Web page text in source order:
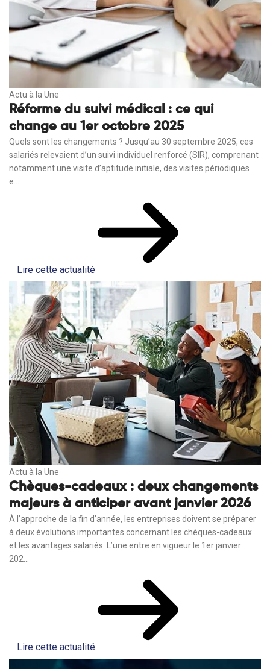
Actu à la Une
Réforme du suivi médical : ce qui
change au 1er octobre 2025
Quels sont les changements ? Jusqu’au 30 septembre 2025, ces
salariés relevaient d’un suivi individuel renforcé (SIR), comprenant
notamment une visite d’aptitude initiale, des visites périodiques
e...
Lire cette actualité
Actu à la Une
Chèques-cadeaux : deux changements
majeurs à anticiper avant janvier 2026
À l’approche de la fin d’année, les entreprises doivent se préparer
à deux évolutions importantes concernant les chèques-cadeaux
et les avantages salariés. L’une entre en vigueur le 1er janvier
202...
Lire cette actualité